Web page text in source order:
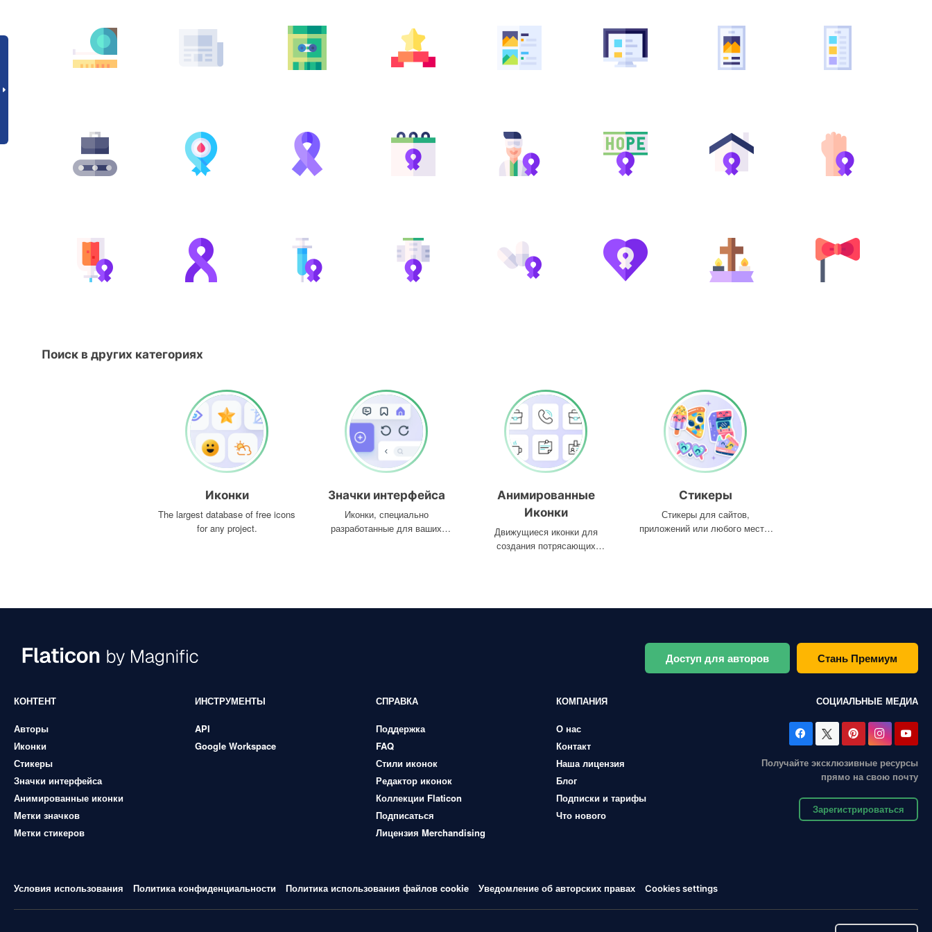
Поиск в других категориях
Иконки
The largest database of free icons
for any project.
Значки интерфейса
Иконки, специально
разработанные для ваших
Анимированные
Иконки
Движущиеся иконки для
создания потрясающих
Стикеры
Стикеры для сайтов,
приложений или любого места,
Доступ для авторов Стань Премиум
КОНТЕНТ
Авторы
Иконки
Стикеры
Значки интерфейса
Анимированные иконки
Метки значков
Метки стикеров
ИНСТРУМЕНТЫ
API
Google Workspace
СПРАВКА
Поддержка
FAQ
Стили иконок
Редактор иконок
Коллекции Flaticon
Подписаться
Лицензия Merchandising
КОМПАНИЯ
О нас
Контакт
Наша лицензия
Блог
Подписки и тарифы
Что нового
СОЦИАЛЬНЫЕ МЕДИА
Получайте эксклюзивные ресурсы
прямо на свою почту
Зарегистрироваться
Условия использования Политика конфиденциальности Политика использования файлов cookie Уведомление об авторских правах Cookies settings